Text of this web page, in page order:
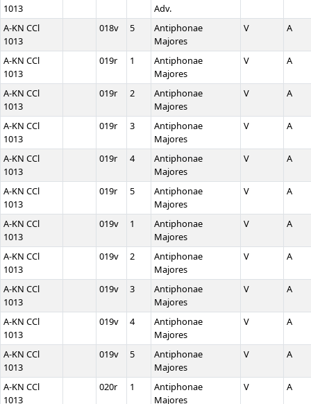
1013
Adv.
A-KN CCl
1013
018v 5
Antiphonae
Majores
V A
A-KN CCl
1013
019r 1
Antiphonae
Majores
V A
A-KN CCl
1013
019r 2
Antiphonae
Majores
V A
A-KN CCl
1013
019r 3
Antiphonae
Majores
V A
A-KN CCl
1013
019r 4
Antiphonae
Majores
V A
A-KN CCl
1013
019r 5
Antiphonae
Majores
V A
A-KN CCl
1013
019v 1
Antiphonae
Majores
V A
A-KN CCl
1013
019v 2
Antiphonae
Majores
V A
A-KN CCl
1013
019v 3
Antiphonae
Majores
V A
A-KN CCl
1013
019v 4
Antiphonae
Majores
V A
A-KN CCl
1013
019v 5
Antiphonae
Majores
V A
A-KN CCl
1013
020r 1
Antiphonae
Majores
V A